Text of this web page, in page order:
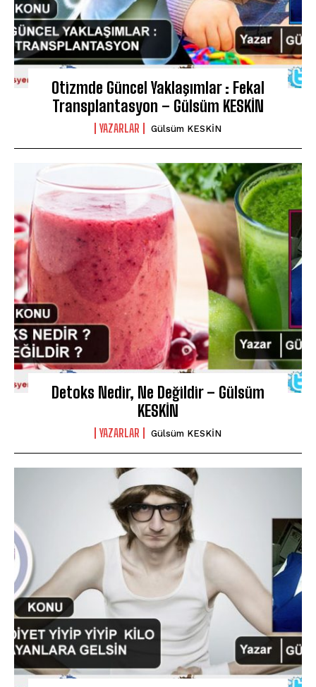
Otizmde Güncel Yaklaşımlar : Fekal
Transplantasyon – Gülsüm KESKİN
YAZARLAR Gülsüm KESKİN
Detoks Nedir, Ne Değildir – Gülsüm
KESKİN
YAZARLAR Gülsüm KESKİN